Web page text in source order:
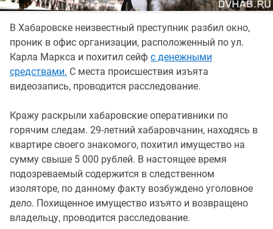
В Хабаровске неизвестный преступник разбил окно,
проник в офис организации, расположенный по ул.
Карла Маркса и похитил сейф с денежными
средствами. С места происшествия изъята
видеозапись, проводится расследование.
Кражу раскрыли хабаровские оперативники по
горячим следам. 29-летний хабаровчанин, находясь в
квартире своего знакомого, похитил имущество на
сумму свыше 5 000 рублей. В настоящее время
подозреваемый содержится в следственном
изоляторе, по данному факту возбуждено уголовное
дело. Похищенное имущество изъято и возвращено
владельцу, проводится расследование.